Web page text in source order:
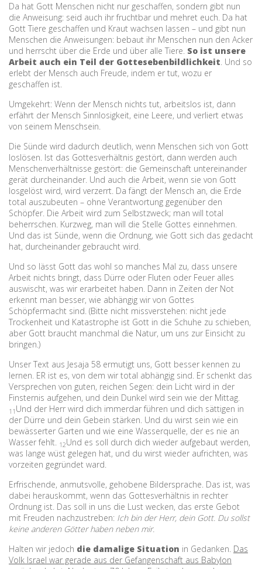
Da hat Gott Menschen nicht nur geschaffen, sondern gibt nun
die Anweisung: seid auch ihr fruchtbar und mehret euch. Da hat
Gott Tiere geschaffen und Kraut wachsen lassen – und gibt nun
Menschen die Anweisungen: bebaut ihr Menschen nun den Acker
und herrscht über die Erde und über alle Tiere. So ist unsere
Arbeit auch ein Teil der Gottesebenbildlichkeit. Und so
erlebt der Mensch auch Freude, indem er tut, wozu er
geschaffen ist.
Umgekehrt: Wenn der Mensch nichts tut, arbeitslos ist, dann
erfährt der Mensch Sinnlosigkeit, eine Leere, und verliert etwas
von seinem Menschsein.
Die Sünde wird dadurch deutlich, wenn Menschen sich von Gott
loslösen. Ist das Gottesverhältnis gestört, dann werden auch
Menschenverhältnisse gestört: die Gemeinschaft untereinander
gerät durcheinander. Und auch die Arbeit, wenn sie von Gott
losgelöst wird, wird verzerrt. Da fängt der Mensch an, die Erde
total auszubeuten – ohne Verantwortung gegenüber den
Schöpfer. Die Arbeit wird zum Selbstzweck; man will total
beherrschen. Kurzweg, man will die Stelle Gottes einnehmen.
Und das ist Sünde, wenn die Ordnung, wie Gott sich das gedacht
hat, durcheinander gebraucht wird.
Und so lässt Gott das wohl so manches Mal zu, dass unsere
Arbeit nichts bringt, dass Dürre oder Fluten oder Feuer alles
auswischt, was wir erarbeitet haben. Dann in Zeiten der Not
erkennt man besser, wie abhängig wir von Gottes
Schöpfermacht sind. (Bitte nicht missverstehen: nicht jede
Trockenheit und Katastrophe ist Gott in die Schuhe zu schieben,
aber Gott braucht manchmal die Natur, um uns zur Einsicht zu
bringen.)
Unser Text aus Jesaja 58 ermutigt uns, Gott besser kennen zu
lernen. ER ist es, von dem wir total abhängig sind. Er schenkt das
Versprechen von guten, reichen Segen: dein Licht wird in der
Finsternis aufgehen, und dein Dunkel wird sein wie der Mittag.
11 Und der Herr wird dich immerdar führen und dich sättigen in
der Dürre und dein Gebein stärken. Und du wirst sein wie ein
bewässerter Garten und wie eine Wasserquelle, der es nie an
Wasser fehlt. 12Und es soll durch dich wieder aufgebaut werden,
was lange wüst gelegen hat, und du wirst wieder aufrichten, was
vorzeiten gegründet ward.
Erfrischende, anmutsvolle, gehobene Bildersprache. Das ist, was
dabei herauskommt, wenn das Gottesverhältnis in rechter
Ordnung ist. Das soll in uns die Lust wecken, das erste Gebot
mit Freuden nachzustreben: Ich bin der Herr, dein Gott. Du sollst
keine anderen Götter haben neben mir.
Halten wir jedoch die damalige Situation in Gedanken. Das
Volk Israel war gerade aus der Gefangenschaft aus Babylon